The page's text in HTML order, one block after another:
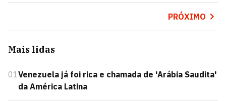
PRÓXIMO
Mais lidas
01Venezuela já foi rica e chamada de 'Arábia Saudita'
da América Latina